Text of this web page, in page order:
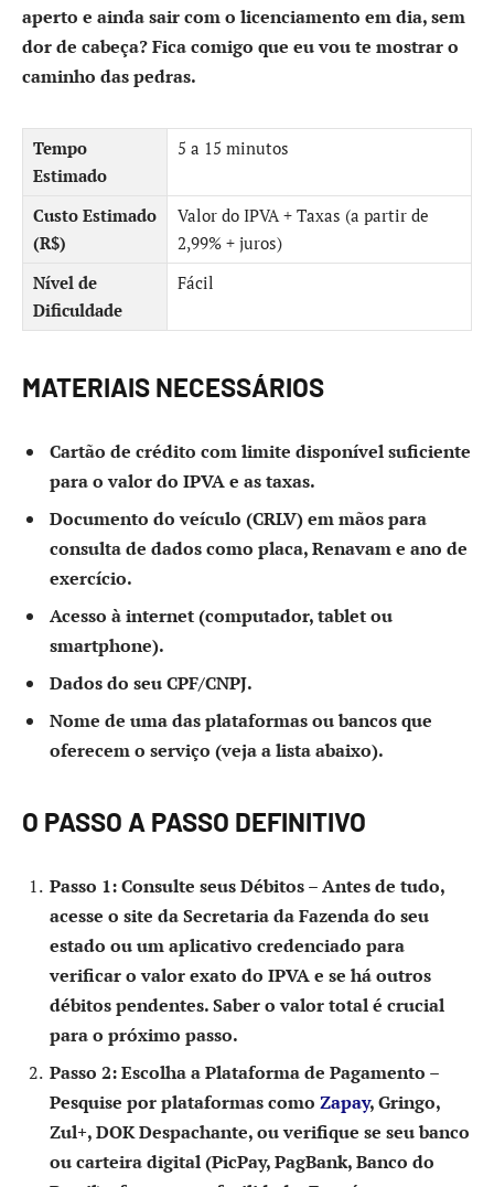
aperto e ainda sair com o licenciamento em dia, sem
dor de cabeça? Fica comigo que eu vou te mostrar o
caminho das pedras.
Tempo
Estimado
5 a 15 minutos
Custo Estimado
(R$)
Valor do IPVA + Taxas (a partir de
2,99% + juros)
Nível de
Dificuldade
Fácil
MATERIAIS NECESSÁRIOS
Cartão de crédito com limite disponível suficiente
para o valor do IPVA e as taxas.
Documento do veículo (CRLV) em mãos para
consulta de dados como placa, Renavam e ano de
exercício.
Acesso à internet (computador, tablet ou
smartphone).
Dados do seu CPF/CNPJ.
Nome de uma das plataformas ou bancos que
oferecem o serviço (veja a lista abaixo).
O PASSO A PASSO DEFINITIVO
Passo 1: Consulte seus Débitos– Antes de tudo,
acesse o site da Secretaria da Fazenda do seu
estado ou um aplicativo credenciado para
verificar o valor exato do IPVA e se há outros
débitos pendentes. Saber o valor total é crucial
para o próximo passo.
Passo 2: Escolha a Plataforma de Pagamento –
Pesquise por plataformas como Zapay, Gringo,
Zul+, DOK Despachante, ou verifique se seu banco
ou carteira digital (PicPay, PagBank, Banco do